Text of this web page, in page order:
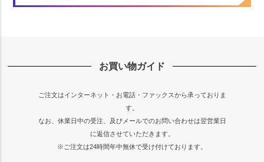
お買い物ガイド
ご注文はインターネット・お電話・ファックスから承っておりま
す。
なお、休業日中の受注、及びメールでのお問い合わせは翌営業日
に返信させていただきます。
※ご注文は24時間年中無休で受け付けております。